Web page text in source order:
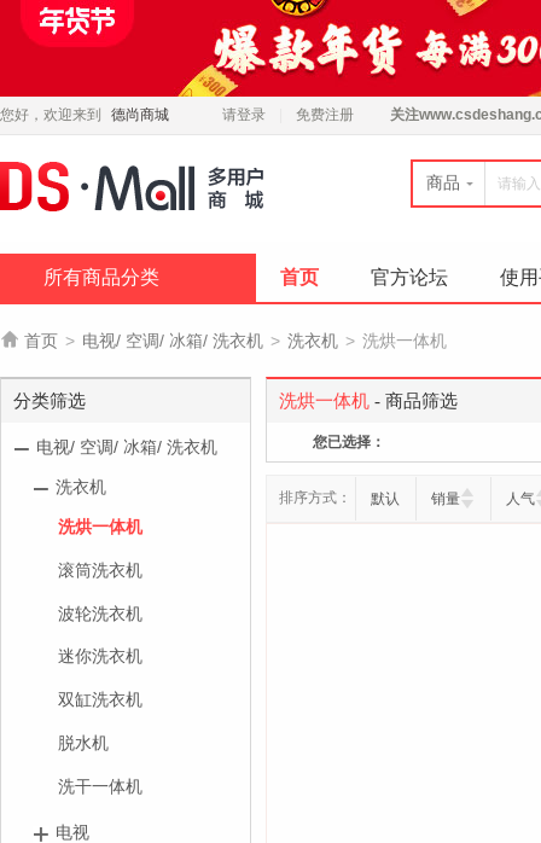
您好，欢迎来到 德尚商城 请登录 免费注册 关注
商品
所有商品分类 首页 官方论坛 使
 首页 > 电视/ 空调/ 冰箱/ 洗衣机 > 洗衣机 > 洗烘一体机
分类筛选
电视/ 空调/ 冰箱/ 洗衣机
洗衣机
洗烘一体机
滚筒洗衣机
波轮洗衣机
迷你洗衣机
双缸洗衣机
脱水机
洗干一体机
电视
洗烘一体机 - 商品筛选
您已选择：
排序方式： 默认 销量 人气